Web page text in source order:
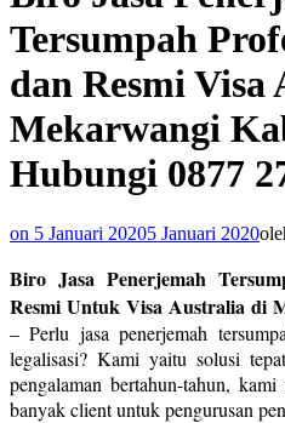
Tersumpah
dan Resmi
Mekarwangi
Hubungi 0877
on 5 Januari 20205 Januari 2020
Biro Jasa Penerjemah
Resmi Untuk Visa Australia di
– Perlu jasa penerjemah
legalisasi? Kami yaitu solusi
pengalaman bertahun-tahun,
banyak client untuk pengurusan